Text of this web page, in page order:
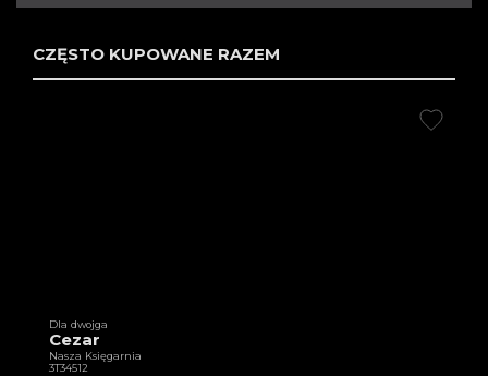
CZĘSTO KUPOWANE RAZEM
Dla dwojga
Cezar
Nasza Księgarnia
3T34512